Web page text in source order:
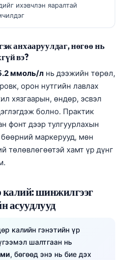
ихэвчлэн яаралтай
анхааруулдаг, нөгөө нь
вэ?
ммоль/л нь дээжийн төрөл,
орон нутгийн лавлах
хязгаарын, өндөр, эсвэл
болно. Практик
фонт дээр тулгуурлахын
маркерууд, мөн
төлөвлөгөөтэй хамт үр дүнг
шинжилгээг
асуудлууд
калийн гэнэтийн үр
шалтгаан нь
, бөгөөд энэ нь бие дэх